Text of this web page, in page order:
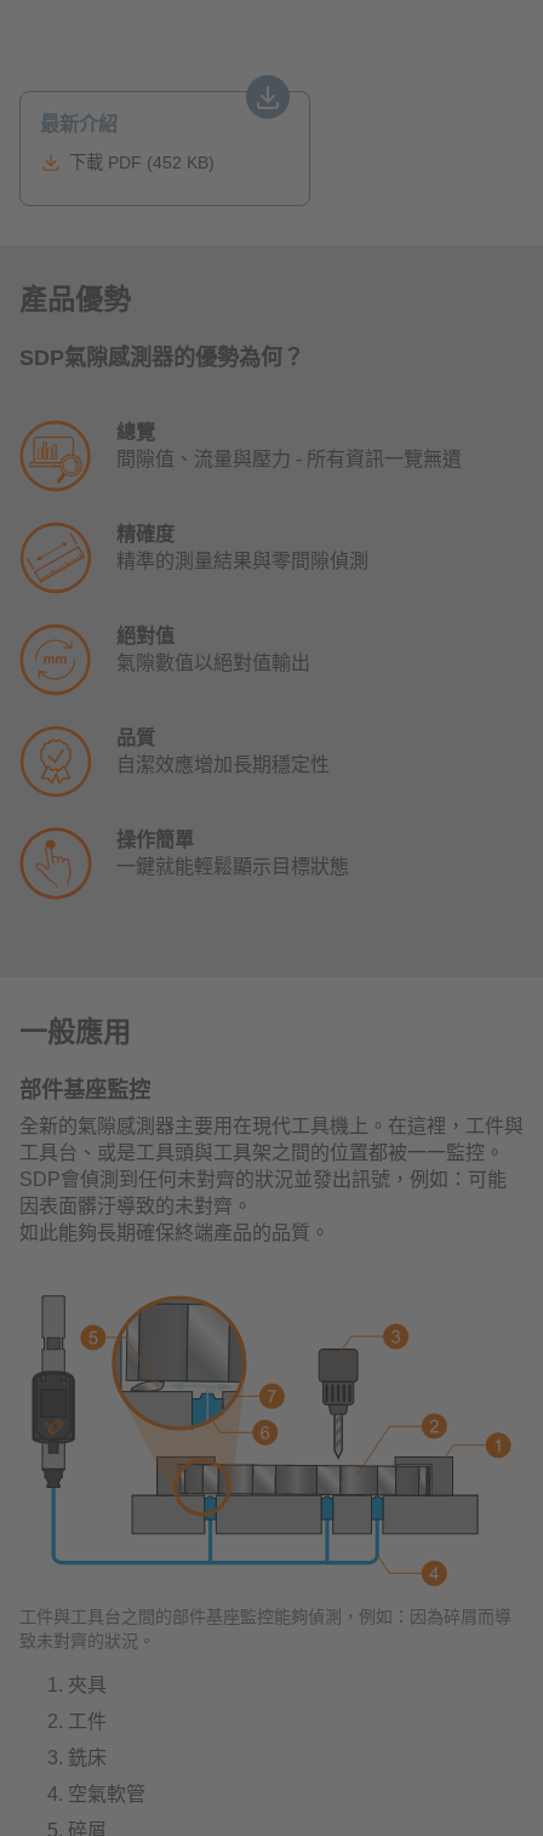
最新介紹
下載 PDF (452 KB)
產品優勢
SDP氣隙感測器的優勢為何？
總覽
間隙值、流量與壓力 - 所有資訊一覽無遺
精確度
精準的測量結果與零間隙偵測
絕對值
氣隙數值以絕對值輸出
品質
自潔效應增加長期穩定性
操作簡單
一鍵就能輕鬆顯示目標狀態
一般應用
部件基座監控
全新的氣隙感測器主要用在現代工具機上。在這裡，工件與
工具台、或是工具頭與工具架之間的位置都被一一監控。
SDP會偵測到任何未對齊的狀況並發出訊號，例如：可能
因表面髒汙導致的未對齊。
如此能夠長期確保終端產品的品質。
工件與工具台之間的部件基座監控能夠偵測，例如：因為碎屑而導
致未對齊的狀況。
夾具
工件
銑床
空氣軟管
碎屑